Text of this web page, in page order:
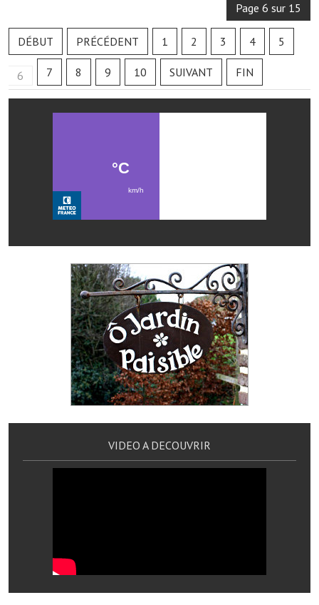
Le bulletin municipal : Fressinfo & Le Fressinois
Toutes les publications
Le village dans l'intercommunalité
Les réseaux partenaires
L'association des maires
L'office de tourisme
Le conseil départemental
VILLE PRATIQUE
Services publics intercommunaux
Affaires scolaires, CCAS
Eaux, assainissement
France services
Déchets ménagers, tri sélectif, encombrants
Biens à louer
Page 6 sur 15
DÉBUT PRÉCÉDENT 1 2 3 4 5
6 7 8 9 10 SUIVANT FIN
VIDEO A DECOUVRIR